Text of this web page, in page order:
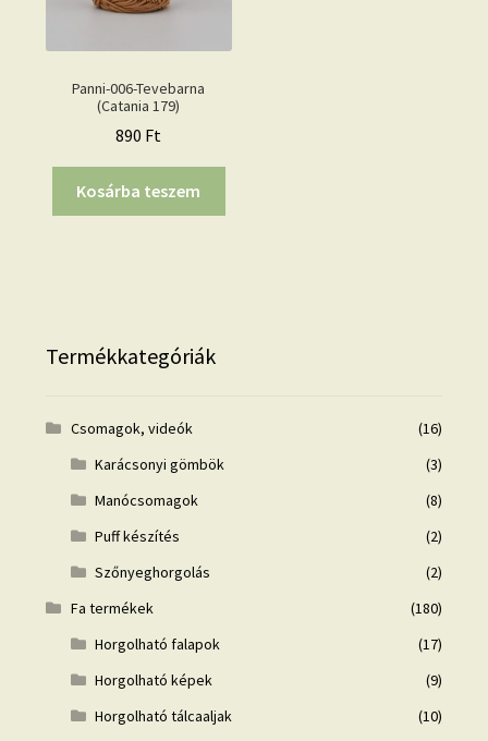
Panni-006-Tevebarna
(Catania 179)
890 Ft
Kosárba teszem
Termékkategóriák
Csomagok, videók
(16)
Karácsonyi gömbök
(3)
Manócsomagok
(8)
Puff készítés
(2)
Szőnyeghorgolás
(2)
Fa termékek
(180)
Horgolható falapok
(17)
Horgolható képek
(9)
Horgolható tálcaaljak
(10)